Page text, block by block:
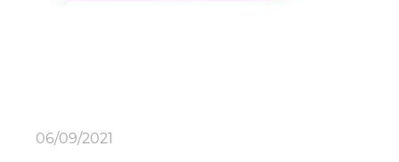
06/09/2021